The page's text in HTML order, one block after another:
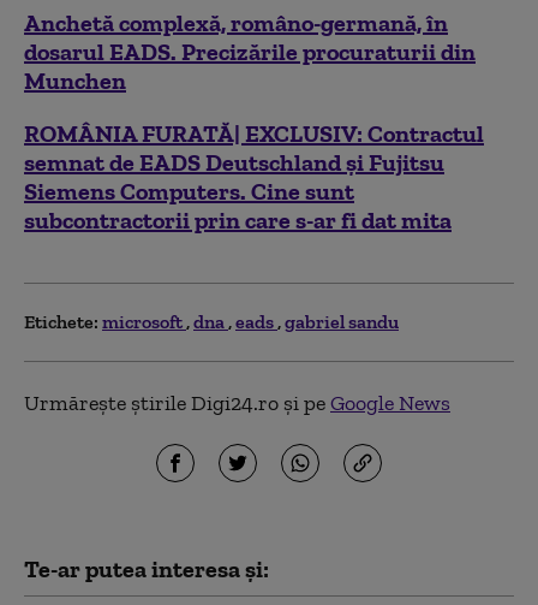
Anchetă complexă, româno-germană, în
dosarul EADS. Precizările procuraturii din
Munchen
ROMÂNIA FURATĂ| EXCLUSIV: Contractul
semnat de EADS Deutschland şi Fujitsu
Siemens Computers. Cine sunt
subcontractorii prin care s-ar fi dat mita
Etichete: microsoft dna eads gabriel sandu
Urmărește știrile Digi24.ro și peGoogle News
Te-ar putea interesa și: